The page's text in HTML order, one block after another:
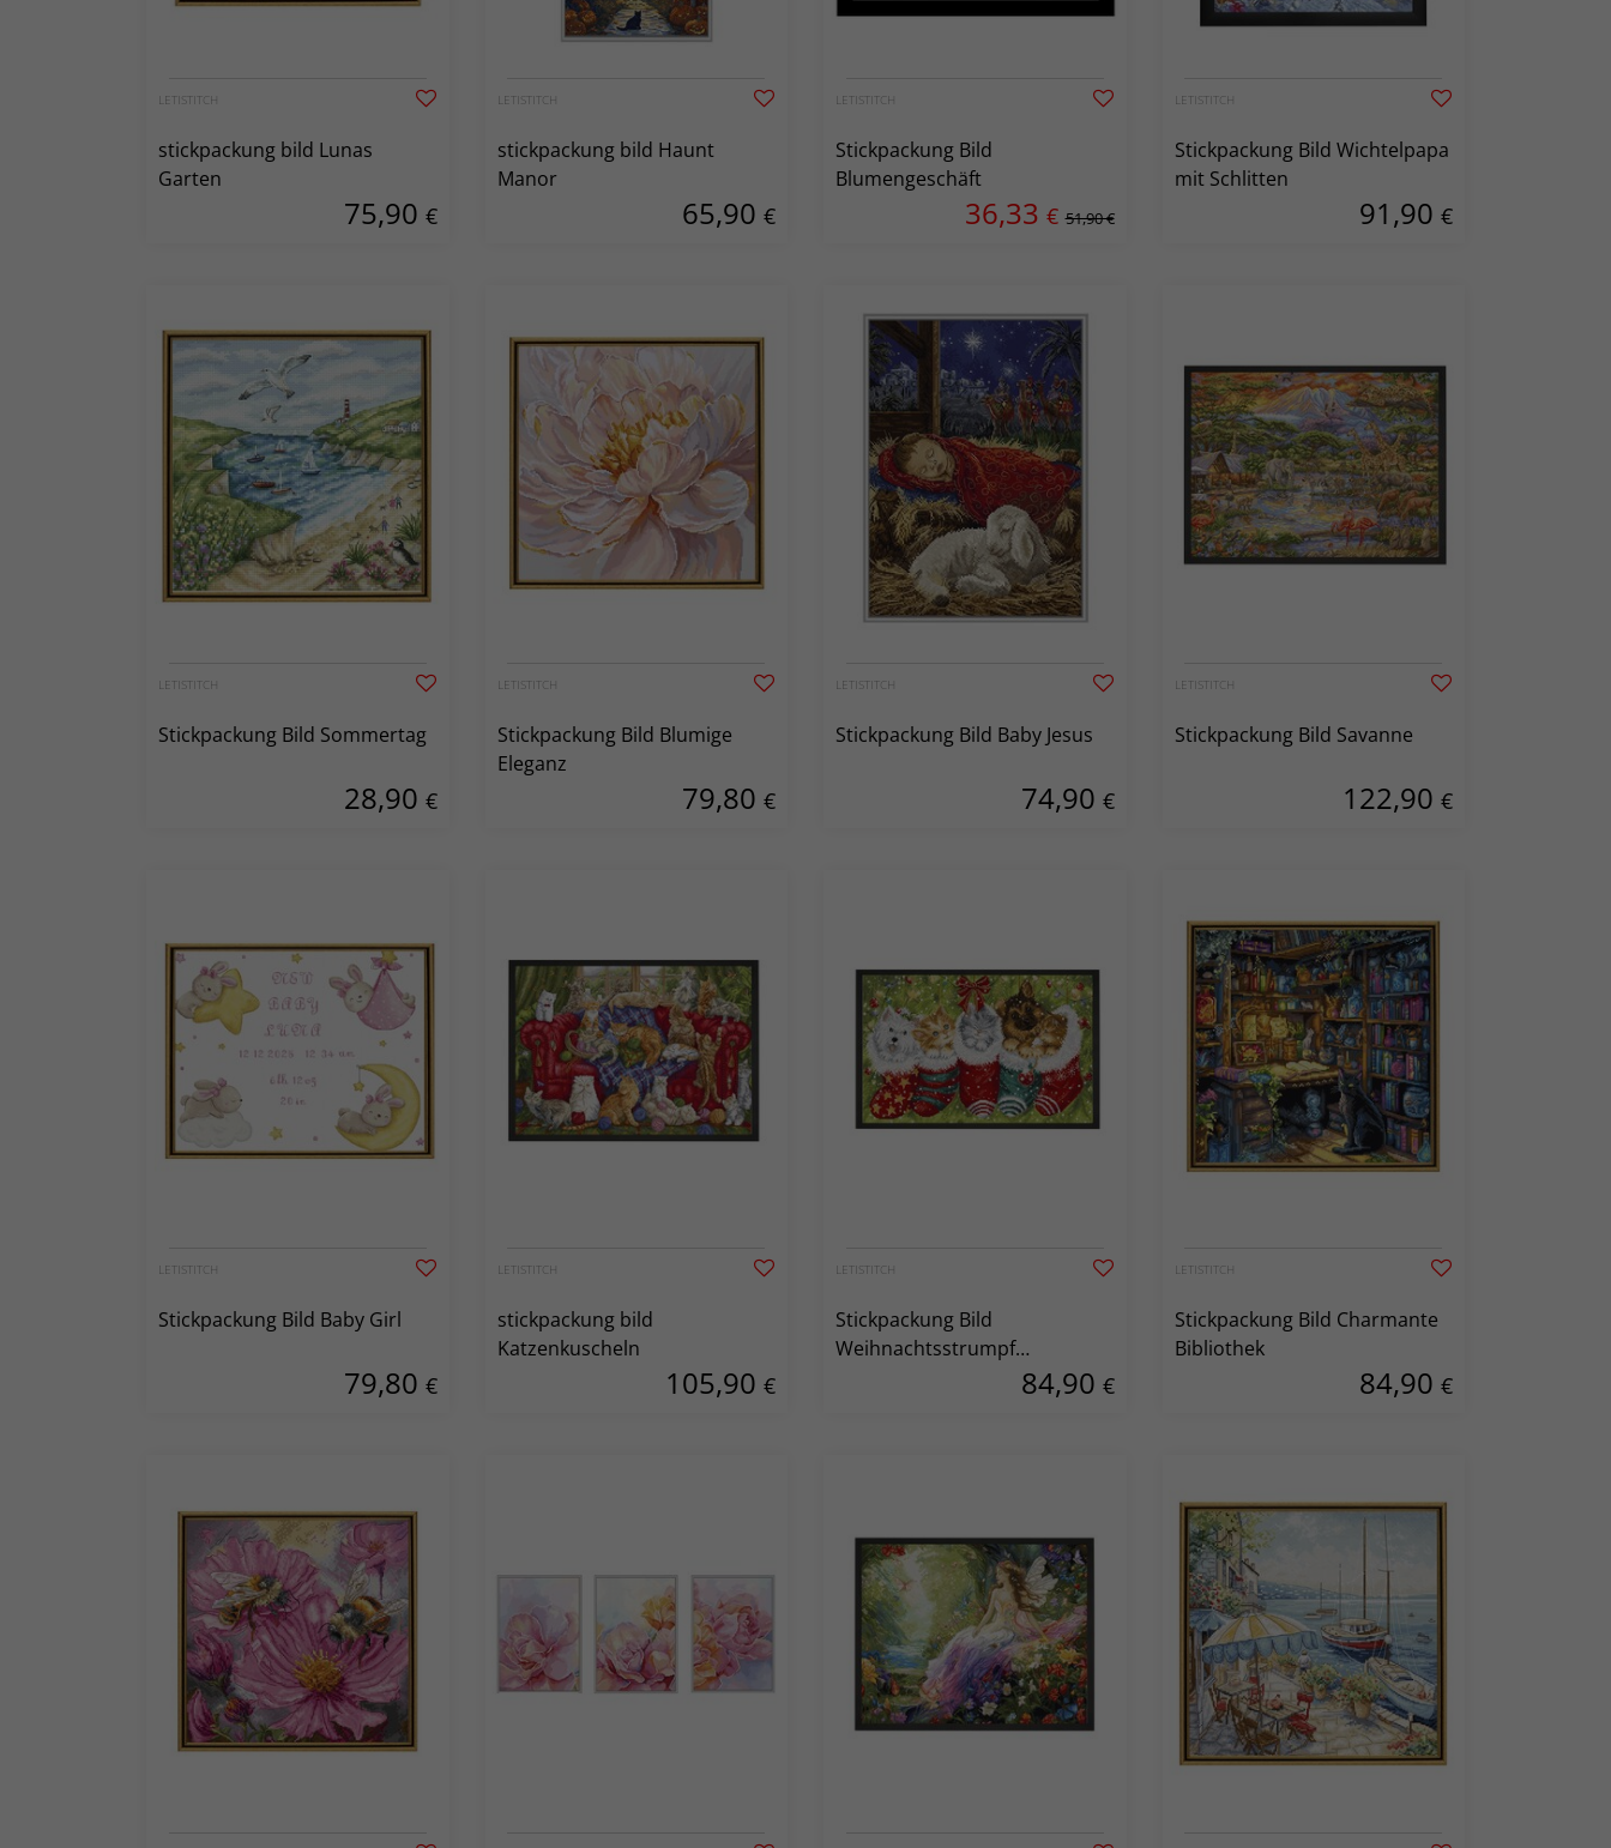
LETISTITCH
stickpackung bild Lunas
Garten
75,90 €
LETISTITCH
stickpackung bild Haunt
Manor
65,90 €
LETISTITCH
Stickpackung Bild
Blumengeschäft
36,33 € 51,90 €
LETISTITCH
Stickpackung Bild Wichtelpapa
mit Schlitten
91,90 €
LETISTITCH
Stickpackung Bild Sommertag
28,90 €
LETISTITCH
Stickpackung Bild Blumige
Eleganz
79,80 €
LETISTITCH
Stickpackung Bild Baby Jesus
74,90 €
LETISTITCH
Stickpackung Bild Savanne
122,90 €
LETISTITCH
Stickpackung Bild Baby Girl
79,80 €
LETISTITCH
stickpackung bild
Katzenkuscheln
105,90 €
LETISTITCH
Stickpackung Bild
Weihnachtsstrumpf
84,90 €
LETISTITCH
Stickpackung Bild Charmante
Bibliothek
84,90 €